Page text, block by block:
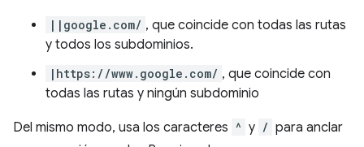
||google.com/ , que coincide con todas las rutas
y todos los subdominios.
|https://www.google.com/ , que coincide con
todas las rutas y ningún subdominio
Del mismo modo, usa los caracteres ^ y / para anclar